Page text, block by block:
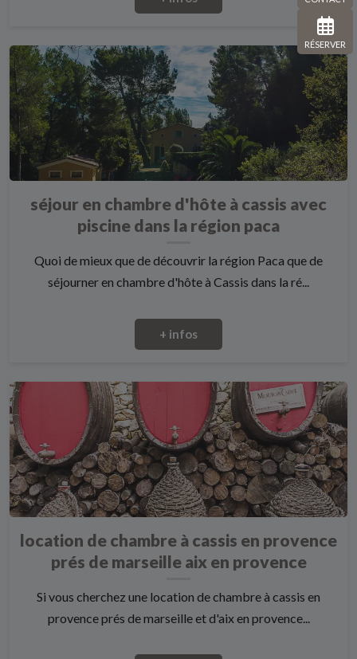
RÉSERVER
séjour en chambre d'hôte à cassis avec
piscine dans la région paca
Quoi de mieux que de découvrir la région Paca que de
séjourner en chambre d'hôte à Cassis dans la ré...
+ infos
location de chambre à cassis en provence
prés de marseille aix en provence
Si vous cherchez une location de chambre à cassis en
provence prés de marseille et d'aix en provence...